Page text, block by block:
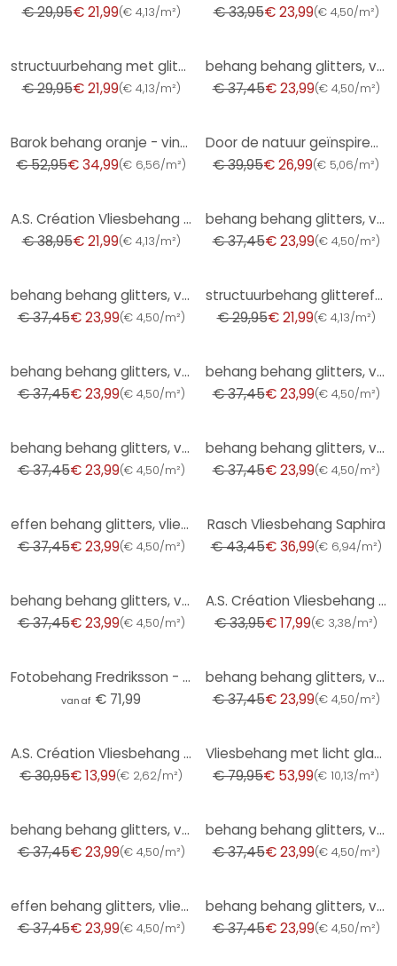
€ 29,95€ 21,99(€ 4,13/m²)
€ 33,95€ 23,99(€ 4,50/m²)
structuurbehang met glittereffect groen - effen structuurbehang - vliesbehang
€ 29,95€ 21,99(€ 4,13/m²)
behang behang glitters, vliesbehang Fashion for Walls 4 van Guido Maria Kretschmer paars
€ 37,45€ 23,99(€ 4,50/m²)
Barok behang oranje - vintage klassiek vliesbehang met ornamenten
€ 52,95€ 34,99(€ 6,56/m²)
Door de natuur geïnspireerd plantenpatroon crème-beige behang - vliesbehang
€ 39,95€ 26,99(€ 5,06/m²)
A.S. Création Vliesbehang Pop Style - Art Deco
€ 38,95€ 21,99(€ 4,13/m²)
behang behang glitters, vliesbehang Fashion for Walls 4 van Guido Maria Kretschmer brons
€ 37,45€ 23,99(€ 4,50/m²)
behang behang glitters, vliesbehang Fashion for Walls 4 van Guido Maria Kretschmer beige
€ 37,45€ 23,99(€ 4,50/m²)
structuurbehang glittereffect crèmegrijs - peel & stick behang met structuur - vliesbehang
€ 29,95€ 21,99(€ 4,13/m²)
behang behang glitters, vliesbehang Fashion for Walls 4 by Guido Maria Kretschmer grijs
€ 37,45€ 23,99(€ 4,50/m²)
behang behang glitters, vliesbehang Fashion for Walls 4 van Guido Maria Kretschmer grijs
€ 37,45€ 23,99(€ 4,50/m²)
behang behang glitters, vliesbehang Fashion for Walls 4 by Guido Maria Kretschmer turquoise
€ 37,45€ 23,99(€ 4,50/m²)
behang behang glitters, vliesbehang Fashion for Walls 4 by Guido Maria Kretschmer brons
€ 37,45€ 23,99(€ 4,50/m²)
effen behang glitters, vliesbehang Fashion for Walls 4 by Guido Maria Kretschmer wit
€ 37,45€ 23,99(€ 4,50/m²)
Rasch Vliesbehang Saphira
€ 43,45€ 36,99(€ 6,94/m²)
behang behang glitters, vliesbehang Fashion for Walls 4 by Guido Maria Kretschmer zwart
€ 37,45€ 23,99(€ 4,50/m²)
A.S. Création Vliesbehang Attractive
€ 33,95€ 17,99(€ 3,38/m²)
Fotobehang Fredriksson - Blue & White Hexagons
vanaf € 71,99
behang behang glitters, vliesbehang Fashion for Walls 4 van Guido Maria Kretschmer zilver
€ 37,45€ 23,99(€ 4,50/m²)
A.S. Création Vliesbehang Attractive
€ 30,95€ 13,99(€ 2,62/m²)
Vliesbehang met licht glanzende beige effen structuur van Harald Glööckler
€ 79,95€ 53,99(€ 10,13/m²)
behang behang glitters, vliesbehang Fashion for Walls 4 van Guido Maria Kretschmer grijs
€ 37,45€ 23,99(€ 4,50/m²)
behang behang glitters, vliesbehang Fashion for Walls 4 van Guido Maria Kretschmer zwart
€ 37,45€ 23,99(€ 4,50/m²)
effen behang glitters, vliesbehang Fashion for Walls 4 van Guido Maria Kretschmer crème
€ 37,45€ 23,99(€ 4,50/m²)
behang behang glitters, vliesbehang Fashion for Walls 4 van Guido Maria Kretschmer grijs
€ 37,45€ 23,99(€ 4,50/m²)